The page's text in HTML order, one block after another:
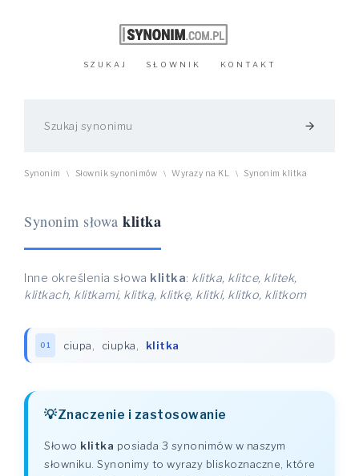
SZUKAJ SŁOWNIK KONTAKT
arrow_forward
Synonim \ Słownik synonimów \ Wyrazy na KL \ Synonim klitka
Synonim słowa klitka
Inne określenia słowa klitka: klitka, klitce, klitek,
klitkach, klitkami, klitką, klitkę, klitki, klitko, klitkom
01 ciupa ciupka klitka
Znaczenie i zastosowanie
Słowo klitka posiada 3 synonimów w naszym
słowniku. Synonimy to wyrazy bliskoznaczne, które